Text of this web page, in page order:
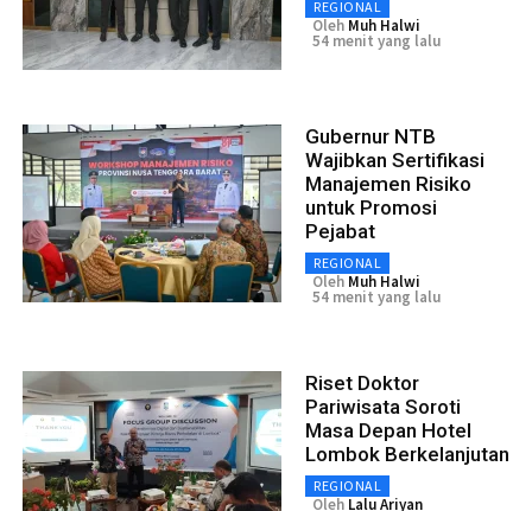
REGIONAL
Oleh Muh Halwi
54 menit yang lalu
Gubernur NTB
Wajibkan Sertifikasi
Manajemen Risiko
untuk Promosi
Pejabat
REGIONAL
Oleh Muh Halwi
54 menit yang lalu
Riset Doktor
Pariwisata Soroti
Masa Depan Hotel
Lombok Berkelanjutan
REGIONAL
Oleh Lalu Ariyan